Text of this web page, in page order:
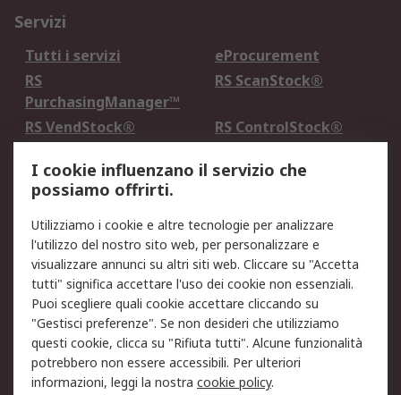
Servizi
Tutti i servizi
eProcurement
RS
PurchasingManager™
RS ScanStock®
RS VendStock®
RS ControlStock®
Legale
Informativa Cookie
Informativa Privacy -
Aggiornata
Email Security
Termini d'uso
Condizioni di vendita
Condizioni generali di
servizio
Etica e responsabilità
I cookie influenzano il servizio che
possiamo offrirti.
Utilizziamo i cookie e altre tecnologie per analizzare
l'utilizzo del nostro sito web, per personalizzare e
visualizzare annunci su altri siti web. Cliccare su "Accetta
tutti" significa accettare l'uso dei cookie non essenziali.
Puoi scegliere quali cookie accettare cliccando su
"Gestisci preferenze". Se non desideri che utilizziamo
questi cookie, clicca su "Rifiuta tutti". Alcune funzionalità
potrebbero non essere accessibili. Per ulteriori
informazioni, leggi la nostra cookie policy.